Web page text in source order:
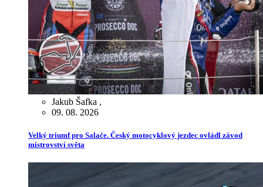
Jakub Šafka ,
09. 08. 2026
Velký triumf pro Salače. Český motocyklový jezdec ovládl závod
mistrovství světa